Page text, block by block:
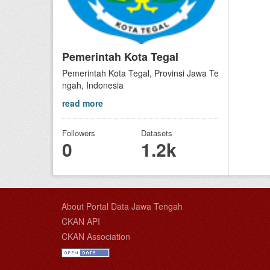
Pemerintah Kota Tegal
Pemerintah Kota Tegal, Provinsi Jawa Te
ngah, Indonesia
read more
Followers
0
Datasets
1.2k
About Portal Data Jawa Tengah
CKAN API
CKAN Association